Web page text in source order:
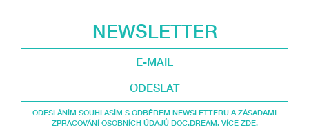
NEWSLETTER
ODESLAT
ODESLÁNÍM SOUHLASÍM S ODBĚREM NEWSLETTERU A ZÁSADAMI
ZPRACOVÁNÍ OSOBNÍCH ÚDAJŮ DOC.DREAM. VÍCE ZDE.